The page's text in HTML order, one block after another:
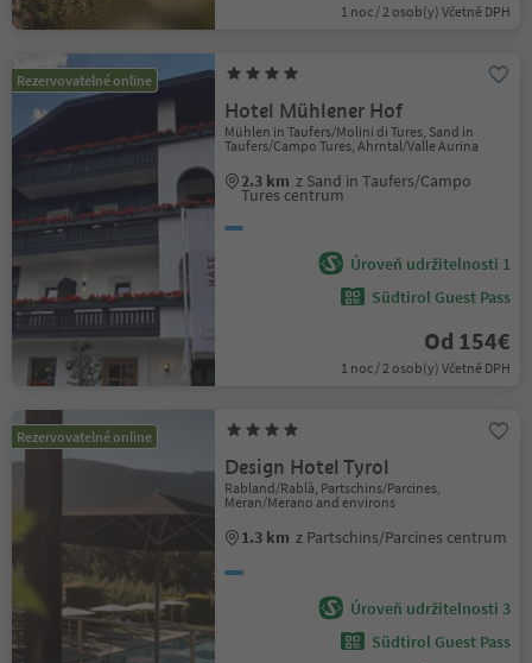
1 noc / 2 osob(y) Včetně DPH
Rezervovatelné online
Hotel Mühlener Hof
Mühlen in Taufers/Molini di Tures, Sand in
Taufers/Campo Tures, Ahrntal/Valle Aurina
2.3 km z Sand in Taufers/Campo
Tures centrum
Úroveň udržitelnosti 1
Südtirol Guest Pass
Od 154€
1 noc / 2 osob(y) Včetně DPH
Rezervovatelné online
Design Hotel Tyrol
Rabland/Rablà, Partschins/Parcines,
Meran/Merano and environs
1.3 km z Partschins/Parcines centrum
Úroveň udržitelnosti 3
Südtirol Guest Pass